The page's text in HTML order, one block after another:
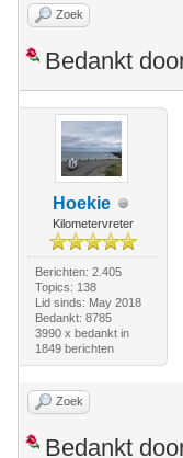
Zoek
Bedankt
Hoekie
Kilometervreter
Berichten: 2.405
Topics: 138
Lid sinds: May 2018
Bedankt: 8785
3990 x bedankt in
1849 berichten
Zoek
Bedankt